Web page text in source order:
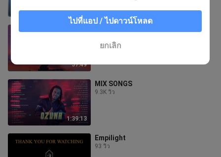
56:50
57:49
1:39:13
MIX SONGS
9.3K วิว
Empilight
93 วิว
ไปที่แอป / ไปดาวน์โหลด
ยกเลิก